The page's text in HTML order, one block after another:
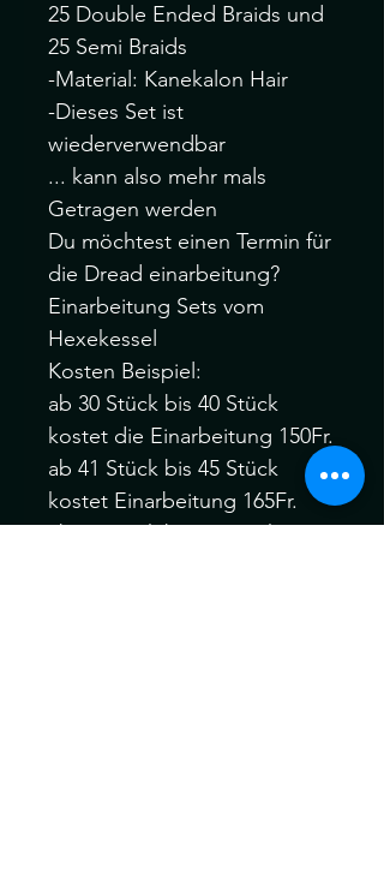
25 Double Ended Braids und
25 Semi Braids
-Material: Kanekalon Hair
-Dieses Set ist
wiederverwendbar
... kann also mehr mals
Getragen werden
Du möchtest einen Termin für
die Dread einarbeitung?
Einarbeitung Sets vom
Hexekessel
Kosten Beispiel:
ab 30 Stück bis 40 Stück
kostet die Einarbeitung 150Fr.
ab 41 Stück bis 45 Stück
kostet Einarbeitung 165Fr.
ab 46 Stück bis 60 Stück